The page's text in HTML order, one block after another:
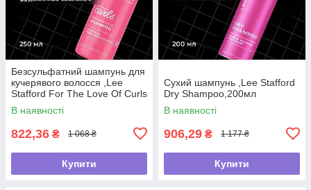
Безсульфатний шампунь для
кучерявого волосся ,Lee
Stafford For The Love Of Curls
Shampoo,250мл
В наявності
822,36 ₴ 1 068 ₴
Купити
Сухий шампунь ,Lee Stafford
Dry Shampoo,200мл
В наявності
906,29 ₴ 1 177 ₴
Купити